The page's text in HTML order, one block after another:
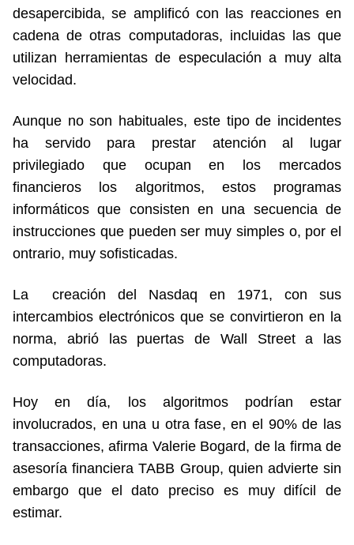
desapercibida, se amplificó con las reacciones en
cadena de otras computadoras, incluidas las que
utilizan herramientas de especulación a muy alta
velocidad.
Aunque no son habituales, este tipo de incidentes
ha servido para prestar atención al lugar
privilegiado que ocupan en los mercados
financieros los algoritmos, estos programas
informáticos que consisten en una secuencia de
instrucciones que pueden ser muy simples o, por el
ontrario, muy sofisticadas.
La creación del Nasdaq en 1971, con sus
intercambios electrónicos que se convirtieron en la
norma, abrió las puertas de Wall Street a las
computadoras.
Hoy en día, los algoritmos podrían estar
involucrados, en una u otra fase, en el 90% de las
transacciones, afirma Valerie Bogard, de la firma de
asesoría financiera TABB Group, quien advierte sin
embargo que el dato preciso es muy difícil de
estimar.